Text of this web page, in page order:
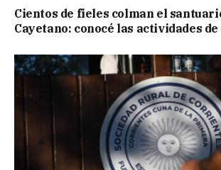
Cientos de fieles colman el
Cayetano: conocé las actividades de